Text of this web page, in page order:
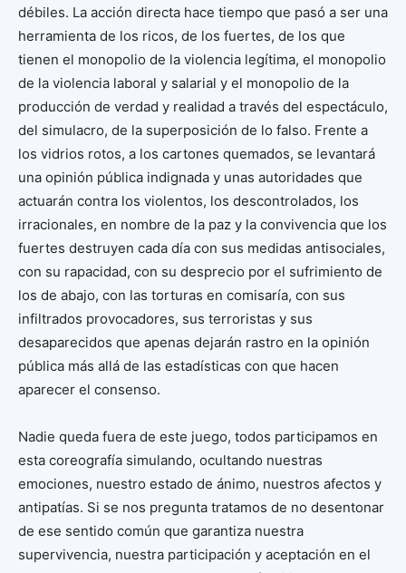
débiles. La acción directa hace tiempo que pasó a ser una
herramienta de los ricos, de los fuertes, de los que
tienen el monopolio de la violencia legítima, el monopolio
de la violencia laboral y salarial y el monopolio de la
producción de verdad y realidad a través del espectáculo,
del simulacro, de la superposición de lo falso. Frente a
los vidrios rotos, a los cartones quemados, se levantará
una opinión pública indignada y unas autoridades que
actuarán contra los violentos, los descontrolados, los
irracionales, en nombre de la paz y la convivencia que los
fuertes destruyen cada día con sus medidas antisociales,
con su rapacidad, con su desprecio por el sufrimiento de
los de abajo, con las torturas en comisaría, con sus
infiltrados provocadores, sus terroristas y sus
desaparecidos que apenas dejarán rastro en la opinión
pública más allá de las estadísticas con que hacen
aparecer el consenso.
Nadie queda fuera de este juego, todos participamos en
esta coreografía simulando, ocultando nuestras
emociones, nuestro estado de ánimo, nuestros afectos y
antipatías. Si se nos pregunta tratamos de no desentonar
de ese sentido común que garantiza nuestra
supervivencia, nuestra participación y aceptación en el